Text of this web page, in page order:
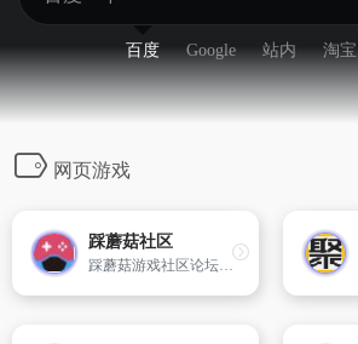
百度 Google 站内 淘宝
网页游戏
踩蘑菇社区
踩蘑菇游戏社区论坛是资深硬核玩家的互动交流社区,聚集了非常多游戏圈的技术大佬制作各种游戏的MOD和工具,踩蘑菇还提供特色的游戏资讯,大量游戏攻略,经验,评测文章,以及热门游戏资料专题等